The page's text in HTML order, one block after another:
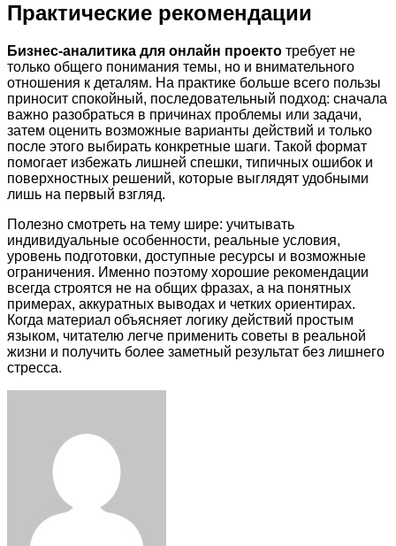
Практические рекомендации
Бизнес-аналитика для онлайн проекто требует не
только общего понимания темы, но и внимательного
отношения к деталям. На практике больше всего пользы
приносит спокойный, последовательный подход: сначала
важно разобраться в причинах проблемы или задачи,
затем оценить возможные варианты действий и только
после этого выбирать конкретные шаги. Такой формат
помогает избежать лишней спешки, типичных ошибок и
поверхностных решений, которые выглядят удобными
лишь на первый взгляд.
Полезно смотреть на тему шире: учитывать
индивидуальные особенности, реальные условия,
уровень подготовки, доступные ресурсы и возможные
ограничения. Именно поэтому хорошие рекомендации
всегда строятся не на общих фразах, а на понятных
примерах, аккуратных выводах и четких ориентирах.
Когда материал объясняет логику действий простым
языком, читателю легче применить советы в реальной
жизни и получить более заметный результат без лишнего
стресса.